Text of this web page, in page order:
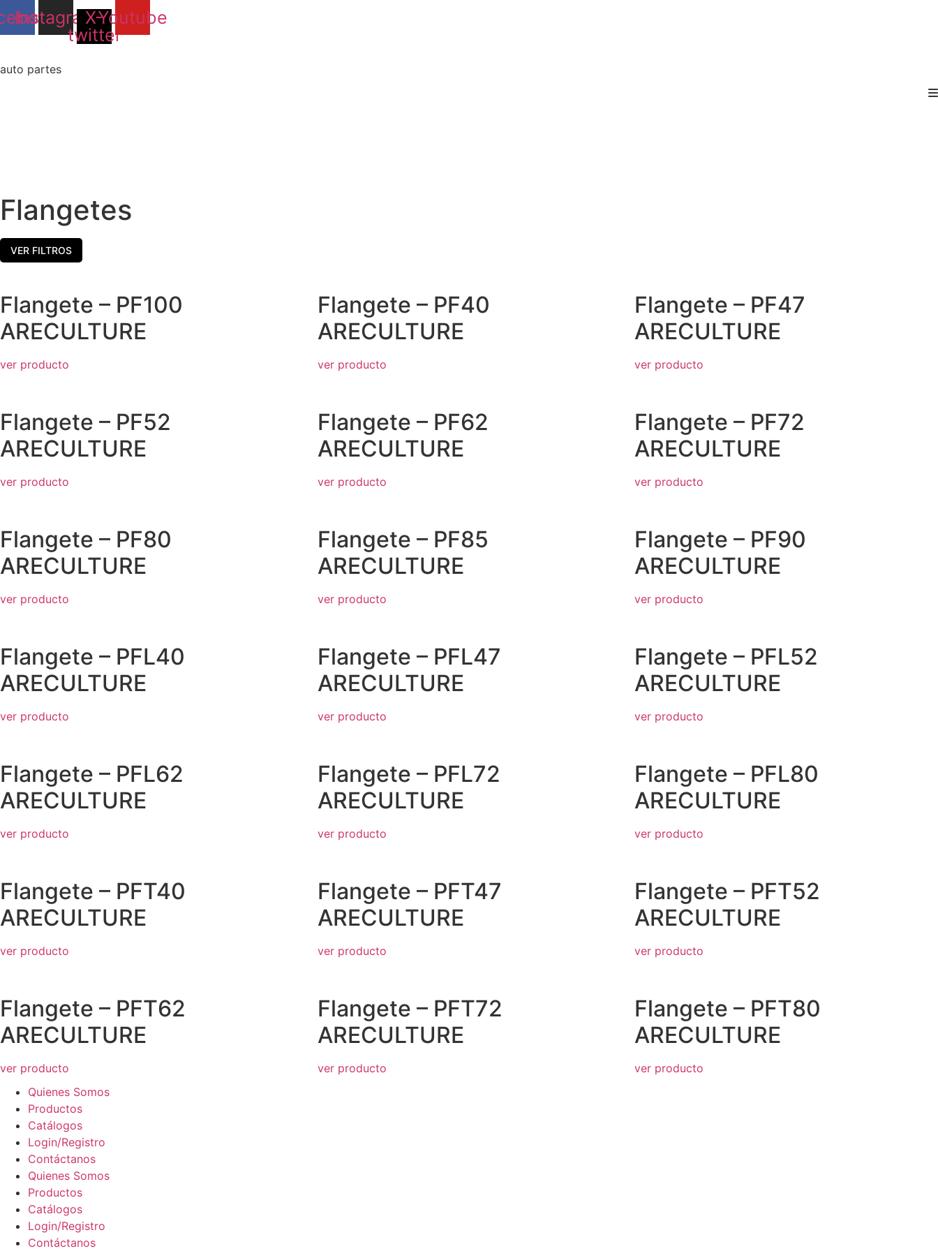
Skip
to Instagram
X-
twitter
Youtube
auto partes
Flangetes
VER FILTROS
Flangete – PF100
ARECULTURE
ver producto
Flangete – PF40
ARECULTURE
ver producto
Flangete – PF47
ARECULTURE
ver producto
Flangete – PF52
ARECULTURE
ver producto
Flangete – PF62
ARECULTURE
ver producto
Flangete – PF72
ARECULTURE
ver producto
Flangete – PF80
ARECULTURE
ver producto
Flangete – PF85
ARECULTURE
ver producto
Flangete – PF90
ARECULTURE
ver producto
Flangete – PFL40
ARECULTURE
ver producto
Flangete – PFL47
ARECULTURE
ver producto
Flangete – PFL52
ARECULTURE
ver producto
Flangete – PFL62
ARECULTURE
ver producto
Flangete – PFL72
ARECULTURE
ver producto
Flangete – PFL80
ARECULTURE
ver producto
Flangete – PFT40
ARECULTURE
ver producto
Flangete – PFT47
ARECULTURE
ver producto
Flangete – PFT52
ARECULTURE
ver producto
Flangete – PFT62
ARECULTURE
ver producto
Flangete – PFT72
ARECULTURE
ver producto
Flangete – PFT80
ARECULTURE
ver producto
Quienes Somos
Productos
Catálogos
Login/Registro
Contáctanos
Quienes Somos
Productos
Catálogos
Login/Registro
Contáctanos